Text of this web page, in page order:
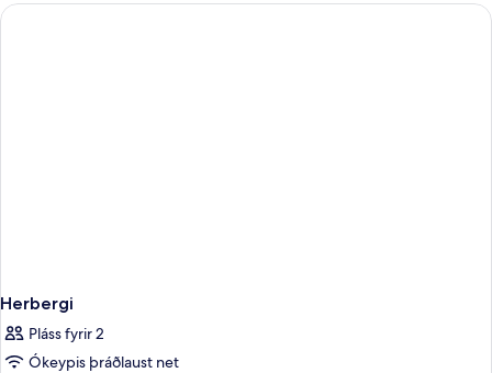
Herbergi
Pláss fyrir 2
Ókeypis þráðlaust net